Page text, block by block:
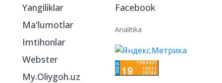
Oliygohlar
Milliy sertifikat
Yangiliklar
Ma'lumotlar
Imtihonlar
Instagram
Telegram
Analitika